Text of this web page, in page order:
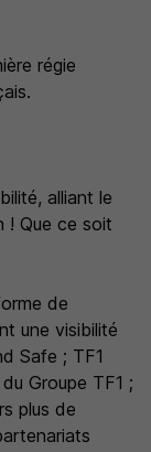
régie
alliant le
! Que ce soit
de
une visibilité
Safe ; TF1
Groupe TF1 ;
plus de